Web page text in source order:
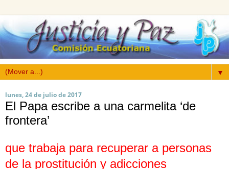
▼
lunes, 24 de julio de 2017
El Papa escribe a una carmelita ‘de
frontera’
que trabaja para recuperar a personas
de la prostitución y adicciones